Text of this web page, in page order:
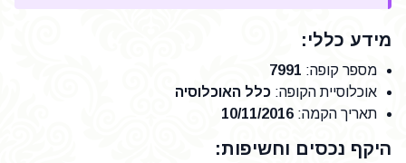
מידע כללי:
מספר קופה:
7991
אוכלוסיית הקופה: כלל האוכלוסיה
תאריך הקמה:
10/11/2016
היקף נכסים וחשיפות: